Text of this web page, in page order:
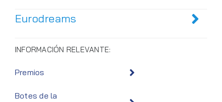
Eurodreams
INFORMACIÓN RELEVANTE:
Premios
Botes de la